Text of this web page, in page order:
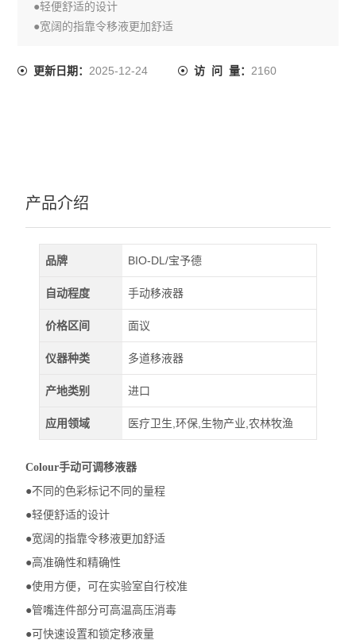
●轻便舒适的设计
●宽阔的指靠令移液更加舒适
更新日期：2025-12-24 访 问 量： 2160
产品介绍
品牌 BIO-DL/宝予德
自动程度 手动移液器
价格区间 面议
仪器种类 多道移液器
产地类别 进口
应用领域 医疗卫生,环保,生物产业,农林牧渔
Colour手动可调移液器
●不同的色彩标记不同的量程
●轻便舒适的设计
●宽阔的指靠令移液更加舒适
●高准确性和精确性
●使用方便，可在实验室自行校准
●管嘴连件部分可高温高压消毒
●可快速设置和锁定移液量